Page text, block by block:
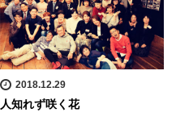
2018.12.29
人知れず咲く花